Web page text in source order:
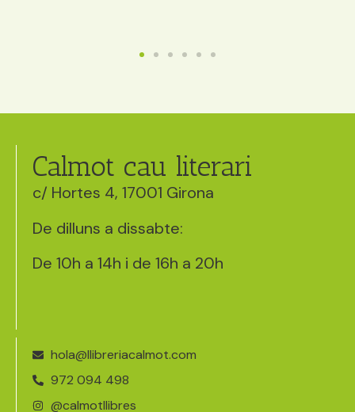
Calmot cau literari
c/ Hortes 4, 17001 Girona
De dilluns a dissabte:
De 10h a 14h i de 16h a 20h
hola@llibreriacalmot.com
972 094 498
@calmotllibres